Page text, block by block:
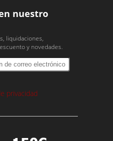
nuestro
liquidaciones,
y novedades.
privacidad